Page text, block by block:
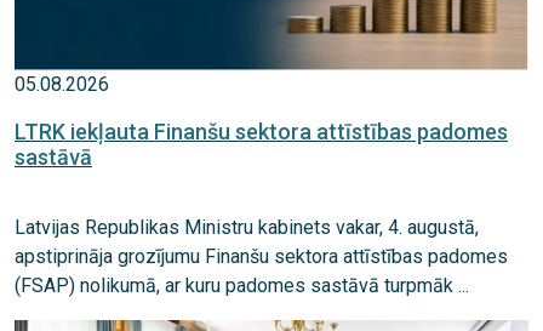
05.08.2026
LTRK iekļauta Finanšu sektora attīstības padomes
sastāvā
Latvijas Republikas Ministru kabinets vakar, 4. augustā,
apstiprināja grozījumu Finanšu sektora attīstības padomes
(FSAP) nolikumā, ar kuru padomes sastāvā turpmāk ...